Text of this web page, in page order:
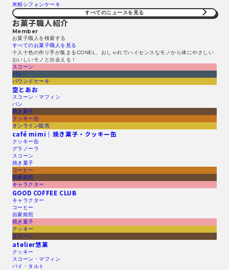
米粉シフォンケーキ
すべてのニュースを見る​
お菓子職人紹介
Member
お菓子職人を検索する​
すべてのお菓子職人を見る​
十人十色の作り手が集まるCONEL、おしゃれでハイセンスなモノから体にやさしい
おいしいモノと出会える！
スコーン
パン
パウンドケーキ
空とあお
スコーン・マフィン
パン
焼き菓子
クッキー缶
オンライン販売
café mimi｜焼き菓子・クッキー缶
クッキー缶
グラノーラ
スコーン
焼き菓子
コーヒー
自家焙煎
キャラクター
GOOD COFFEE CLUB
キャラクター
コーヒー
自家焙煎
焼き菓子
クッキー
スコーン
atelier悠菓
クッキー
スコーン・マフィン
パイ・タルト